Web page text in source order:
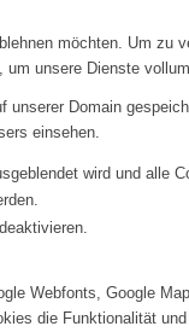
möchten. Um
unsere Dienste
Domain
einsehen.
wird und alle
Webfonts, Google
die Funktionalität